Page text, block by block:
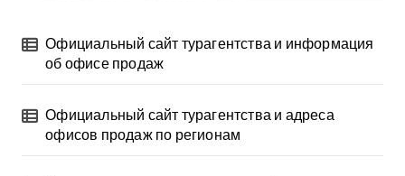
Официальный сайт турагентства и информация
об офисе продаж
Официальный сайт турагентства и адреса
офисов продаж по регионам